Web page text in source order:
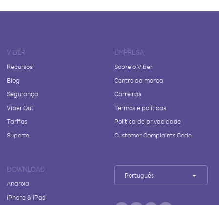
VIBER
Recursos
Blog
Segurança
Viber Out
Tarifas
Suporte
EMPRESA
Sobre o Viber
Centro da marca
Carreiras
Termos e políticas
Política de privacidade
Customer Complaints Code
DOWNLOAD
Android
iPhone & iPad
Português